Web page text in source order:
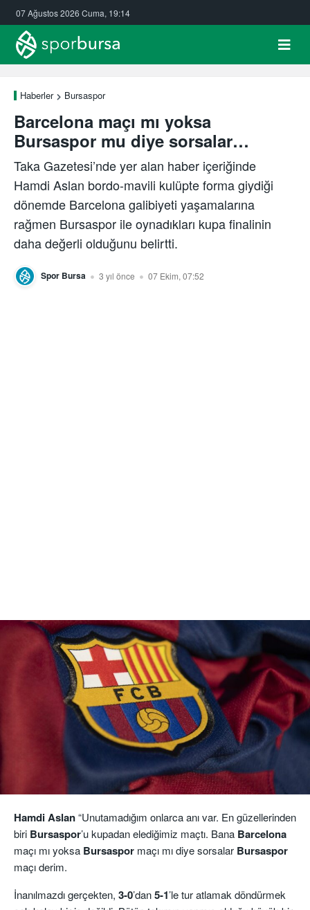
07 Ağustos 2026 Cuma, 19:14
Haberler Bursaspor
Barcelona maçı mı yoksa
Bursaspor mu diye sorsalar…
Taka Gazetesi’nde yer alan haber içeriğinde
Hamdi Aslan bordo-mavili kulüpte forma giydiği
dönemde Barcelona galibiyeti yaşamalarına
rağmen Bursaspor ile oynadıkları kupa finalinin
daha değerli olduğunu belirtti.
Spor Bursa 3 yıl önce 07 Ekim, 07:52
Hamdi Aslan“Unutamadığım onlarca anı var. En güzellerinden
biri Bursaspor’u kupadan elediğimiz maçtı. Bana Barcelona
maçı mı yoksa Bursaspor maçı mı diye sorsalar Bursaspor
maçı derim.
İnanılmazdı gerçekten, 3-0’dan5-1’le tur atlamak döndürmek